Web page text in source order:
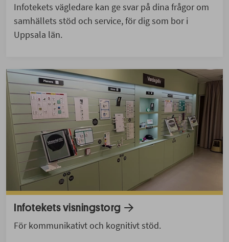
Infotekets vägledare kan ge svar på dina frågor om
samhällets stöd och service, för dig som bor i
Uppsala län.
Infotekets visningstorg
För kommunikativt och kognitivt stöd.